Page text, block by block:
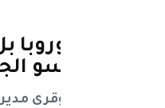
من أوروبا
ثلجي يكسو
مرتفعات وقرى